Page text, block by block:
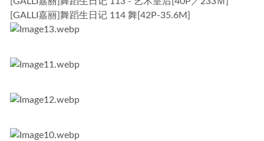
[GALLI嘉丽]舞蹈生日记 114 舞[42P-35.6M]